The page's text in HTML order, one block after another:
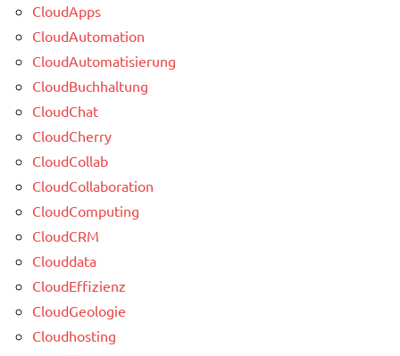
CloudApps
CloudAutomation
CloudAutomatisierung
CloudBuchhaltung
CloudChat
CloudCherry
CloudCollab
CloudCollaboration
CloudComputing
CloudCRM
Clouddata
CloudEffizienz
CloudGeologie
Cloudhosting